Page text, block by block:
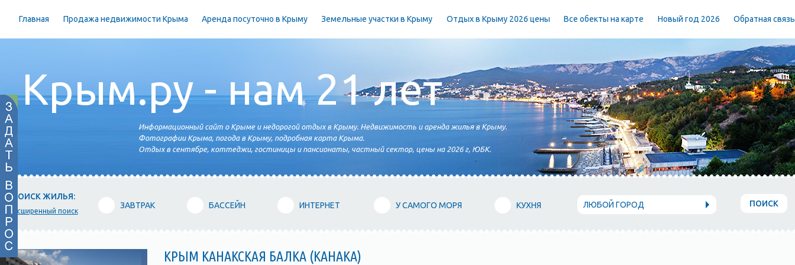
Главная Продажа недвижимости Крыма Аренда посуточно в Крыму Земельные участки в Крыму Отдых в Крыму 2026 цены Все обекты на карте Новый год 2026 Обратная связь
Крым.ру - нам 21 лет
Информационный сайт о Крыме и недорогой отдых в Крыму. Недвижимость и аренда жилья в Крыму.
Фотографии Крыма, погода в Крыму, подробная карта Крыма.
Отдых в сентябре, коттеджи, гостиницы и пансионаты, частный сектор, цены на 2026 г, ЮБК.
ПОИСК ЖИЛЬЯ:
расширенный поиск
ЗАВТРАК БАССЕЙН ИНТЕРНЕТ У САМОГО МОРЯ КУХНЯ ЛЮБОЙ ГОРОД ПОИСК
КРЫМ КАНАКСКАЯ БАЛКА (КАНАКА)